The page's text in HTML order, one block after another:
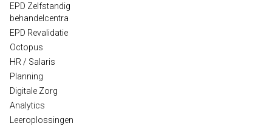
EPD Zelfstandig
behandelcentra
EPD Revalidatie
Octopus
HR / Salaris
Planning
Digitale Zorg
Analytics
Leeroplossingen